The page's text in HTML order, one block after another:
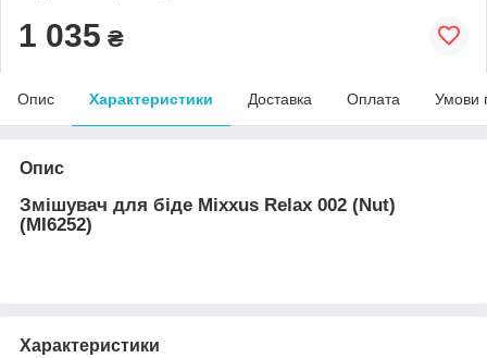
1 035 ₴
Опис Характеристики Доставка Оплата Умови
Опис
Змішувач для біде Mixxus Relax 002 (Nut)
(MI6252)
Характеристики